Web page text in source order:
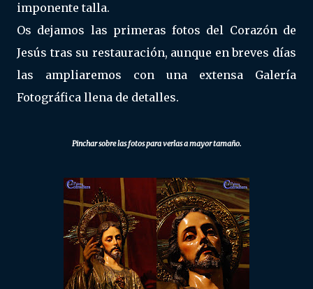
imponente talla.
Os dejamos las primeras fotos del Corazón de
Jesús tras su restauración, aunque en breves días
las ampliaremos con una extensa Galería
Fotográfica llena de detalles.
Pinchar sobre las fotos para verlas a mayor tamaño.